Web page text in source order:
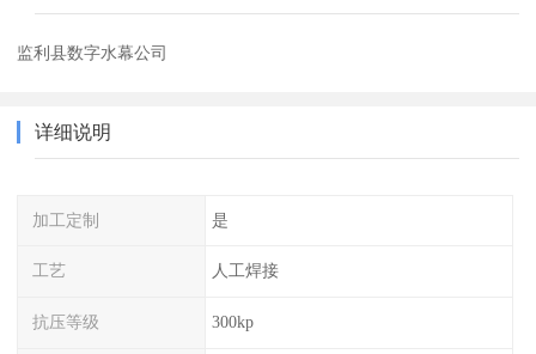
监利县数字水幕公司
详细说明
加工定制 是
工艺 人工焊接
抗压等级 300kp